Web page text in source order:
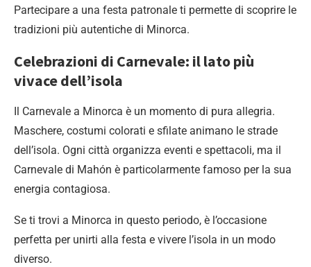
Partecipare a una festa patronale ti permette di scoprire le
tradizioni più autentiche di Minorca.
Celebrazioni di Carnevale: il lato più
vivace dell’isola
Il Carnevale a Minorca è un momento di pura allegria.
Maschere, costumi colorati e sfilate animano le strade
dell’isola. Ogni città organizza eventi e spettacoli, ma il
Carnevale di Mahón è particolarmente famoso per la sua
energia contagiosa.
Se ti trovi a Minorca in questo periodo, è l’occasione
perfetta per unirti alla festa e vivere l’isola in un modo
diverso.